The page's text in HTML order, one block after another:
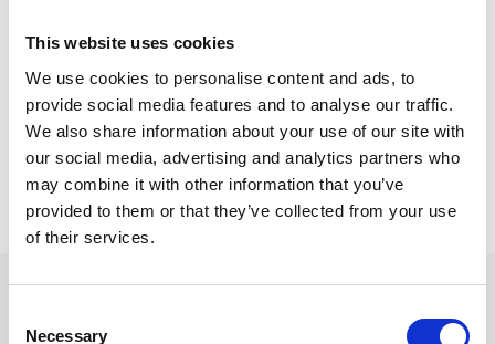
This website uses cookies
We use cookies to personalise content and ads, to
provide social media features and to analyse our traffic.
We also share information about your use of our site with
our social media, advertising and analytics partners who
may combine it with other information that you’ve
provided to them or that they’ve collected from your use
of their services.
Selection
Necessary
Kalendrar & almanackor för 2027 /Burde kalender
Prishistorik
Lägsta pris senaste 30 dagarna är 165 kr (2026-08-07)